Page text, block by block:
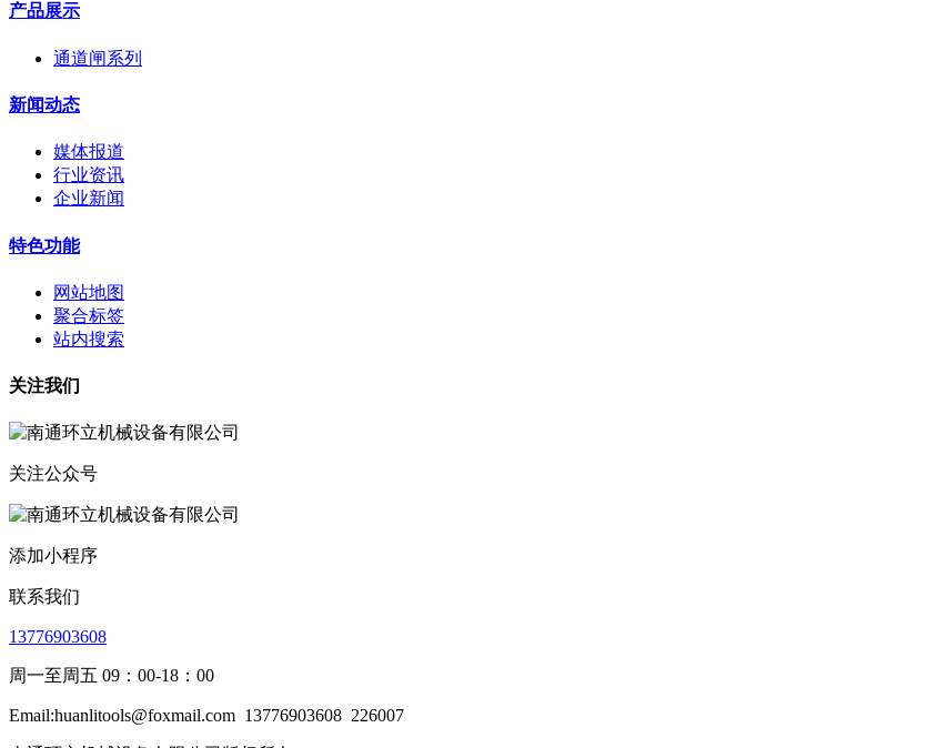
产品展示
通道闸系列
新闻动态
媒体报道
行业资讯
企业新闻
特色功能
网站地图
聚合标签
站内搜索
关注我们
关注公众号
添加小程序
联系我们
13776903608
周一至周五 09：00-18：00
Email:huanlitools@foxmail.com 13776903608 226007